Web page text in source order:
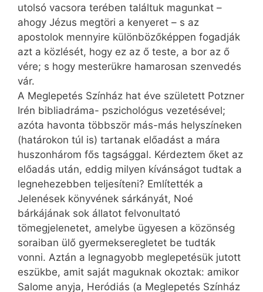
utolsó vacsora terében találtuk magunkat –
ahogy Jézus megtöri a kenyeret – s az
apostolok mennyire különbözőképpen fogadják
azt a közlését, hogy ez az ő teste, a bor az ő
vére; s hogy mesterükre hamarosan szenvedés
vár.
A Meglepetés Színház hat éve született Potzner
Irén bibliadráma- pszichológus vezetésével;
azóta havonta többször más-más helyszíneken
(határokon túl is) tartanak előadást a mára
huszonhárom fős tagsággal. Kérdeztem őket az
előadás után, eddig milyen kívánságot tudtak a
legnehezebben teljesíteni? Említették a
Jelenések könyvének sárkányát, Noé
bárkájának sok állatot felvonultató
tömegjelenetet, amelybe ügyesen a közönség
soraiban ülő gyermekseregletet be tudták
vonni. Aztán a legnagyobb meglepetésük jutott
eszükbe, amit saját maguknak okoztak: amikor
Salome anyja, Heródiás (a Meglepetés Színház